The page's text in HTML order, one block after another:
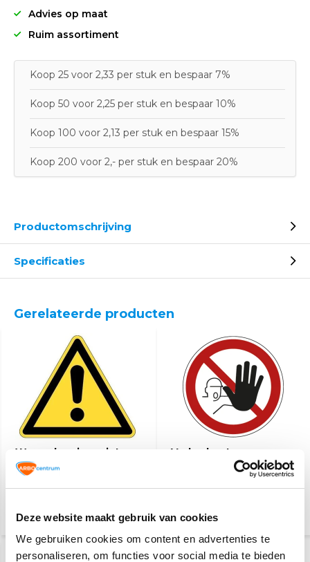
Deze website maakt gebruik van cookies
We gebruiken cookies om content en advertenties te
personaliseren, om functies voor social media te bieden
Advies op maat
Ruim assortiment
Koop 25 voor 2,33 per stuk en bespaar 7%
Koop 50 voor 2,25 per stuk en bespaar 10%
Koop 100 voor 2,13 per stuk en bespaar 15%
Koop 200 voor 2,- per stuk en bespaar 20%
Productomschrijving
Specificaties
Gerelateerde producten
Waarschuwingspictogram
(3,03 Incl. btw)
Verboden toegang voor
onbevoegden
(3,03 Incl. btw)